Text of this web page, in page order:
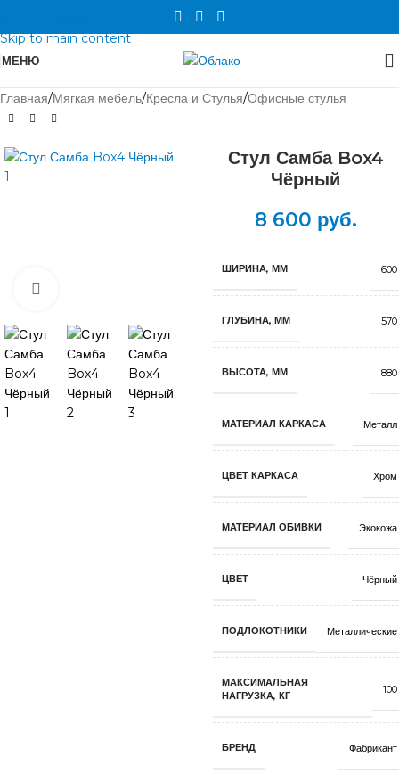
Skip to main content
МЕНЮ
Главная/Мягкая мебель/Кресла и Стулья/Офисные стулья
Стул Самба Box4
Чёрный
8 600 руб.
ШИРИНА, ММ 600
ГЛУБИНА, ММ 570
ВЫСОТА, ММ 880
МАТЕРИАЛ КАРКАСА Металл
ЦВЕТ КАРКАСА Хром
МАТЕРИАЛ ОБИВКИ Экокожа
ЦВЕТ Чёрный
ПОДЛОКОТНИКИ Металлические
МАКСИМАЛЬНАЯ
НАГРУЗКА, КГ
100
БРЕНД Фабрикант